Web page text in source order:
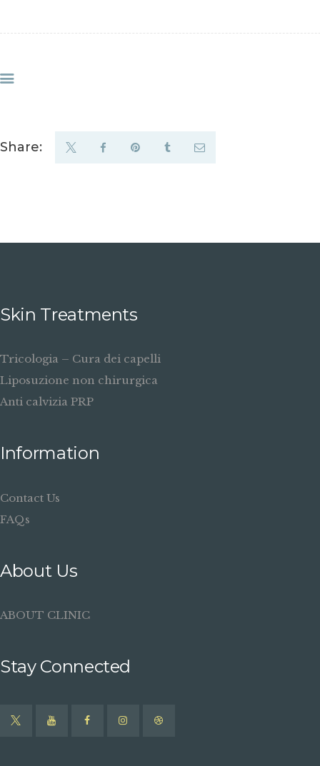
Share:
Skin Treatments
Tricologia – Cura dei capelli
Liposuzione non chirurgica
Anti calvizia PRP
Information
Contact Us
FAQs
About Us
ABOUT CLINIC
Stay Connected